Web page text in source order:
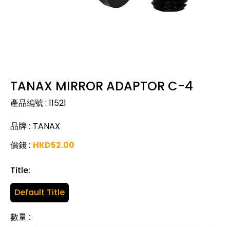
TANAX MIRROR ADAPTOR C-4
產品編號: 11521
品牌 : TANAX
價錢 : HKD52.00
數量 :
Title:
Default Title